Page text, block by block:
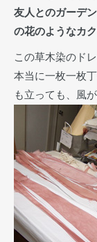
友人とのガーデ
の花のようなカ
この草木染のド
本当に一枚一枚
も立っても、風